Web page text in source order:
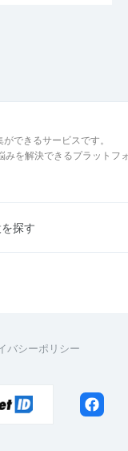
できるサービスです。
を解決できるプラットフ
探す
バシーポリシー